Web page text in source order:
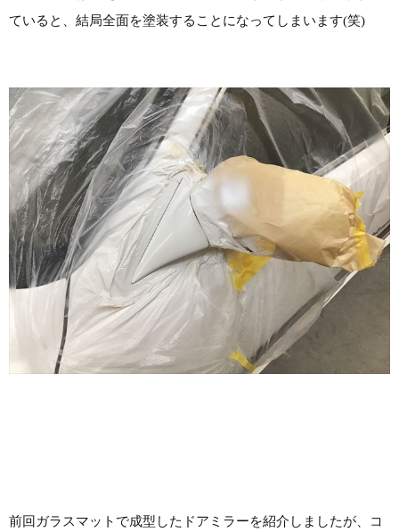
ていると、結局全面を塗装することになってしまいます(笑)
前回ガラスマットで成型したドアミラーを紹介しましたが、コ